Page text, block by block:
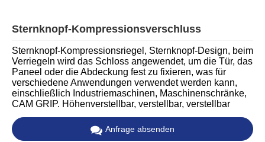
Sternknopf-Kompressionsverschluss
Sternknopf-Kompressionsriegel, Sternknopf-Design, beim
Verriegeln wird das Schloss angewendet, um die Tür, das
Paneel oder die Abdeckung fest zu fixieren, was für
verschiedene Anwendungen verwendet werden kann,
einschließlich Industriemaschinen, Maschinenschränke,
CAM GRIP. Höhenverstellbar, verstellbar, verstellbar
Anfrage absenden